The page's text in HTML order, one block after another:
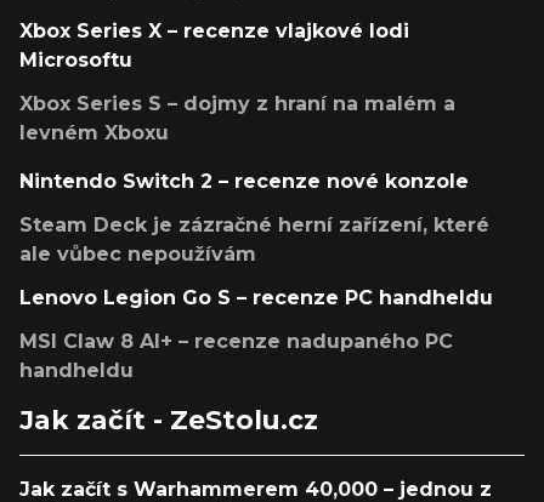
Xbox Series X – recenze vlajkové lodi
Microsoftu
Xbox Series S – dojmy z hraní na malém a
levném Xboxu
Nintendo Switch 2 – recenze nové konzole
Steam Deck je zázračné herní zařízení, které
ale vůbec nepoužívám
Lenovo Legion Go S – recenze PC handheldu
MSI Claw 8 AI+ – recenze nadupaného PC
handheldu
Jak začít - ZeStolu.cz
Jak začít s Warhammerem 40,000 – jednou z